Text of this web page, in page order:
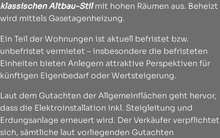
klassischen Altbau-Stilmit hohen Räumen aus. Beheizt
wird mittels Gasetagenheizung.
Ein Teil der Wohnungen ist aktuell befristet bzw.
unbefristet vermietet – insbesondere die befristeten
Einheiten bieten Anlegern attraktive Perspektiven für
künftigen Eigenbedarf oder Wertsteigerung.
Laut dem Gutachten der Allgemeinflächen geht hervor,
dass die Elektroinstallation inkl. Steigleitung und
Erdungsanlage erneuert wird. Der Verkäufer verpflichtet
sich, sämtliche laut vorliegenden Gutachten